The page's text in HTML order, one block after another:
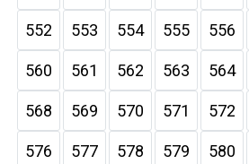
552 553 554 555 556
560 561 562 563 564
568 569 570 571 572
576 577 578 579 580